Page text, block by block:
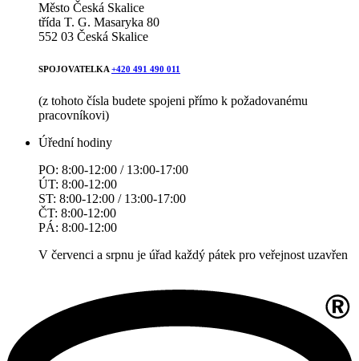
Město Česká Skalice
třída T. G. Masaryka 80
552 03 Česká Skalice
SPOJOVATELKA +420 491 490 011
(z tohoto čísla budete spojeni přímo k požadovanému
pracovníkovi)
Úřední hodiny
PO: 8:00-12:00 / 13:00-17:00
ÚT: 8:00-12:00
ST: 8:00-12:00 / 13:00-17:00
ČT: 8:00-12:00
PÁ: 8:00-12:00
V červenci a srpnu je úřad každý pátek pro veřejnost uzavřen